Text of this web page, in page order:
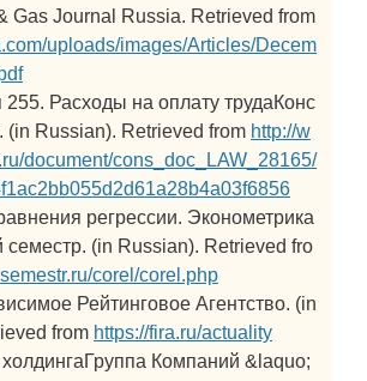
Gas Journal Russia. Retrieved from
uploads/images/Articles/Decem
Расходы на оплату трудаКонс
(in Russian). Retrieved from http://w
document/cons_doc_LAW_28165/
регрессии. Эконометрика
(in Russian). Retrieved fro
corel/corel.php
Рейтинговое Агентство. (in
from https://fira.ru/actuality
Компаний &laquo;